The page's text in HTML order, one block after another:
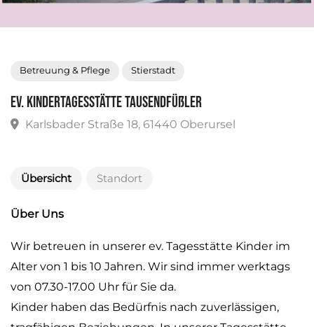
Betreuung & Pflege Stierstadt
Übersicht Standort
Über Uns
Wir betreuen in unserer ev. Tagesstätte Kinder im
Alter von 1 bis 10 Jahren. Wir sind immer werktags
von 07.30-17.00 Uhr für Sie da.
Kinder haben das Bedürfnis nach zuverlässigen,